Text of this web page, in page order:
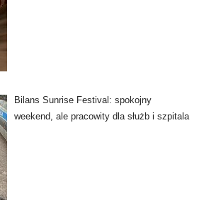
Bilans Sunrise Festival: spokojny
weekend, ale pracowity dla służb i szpitala